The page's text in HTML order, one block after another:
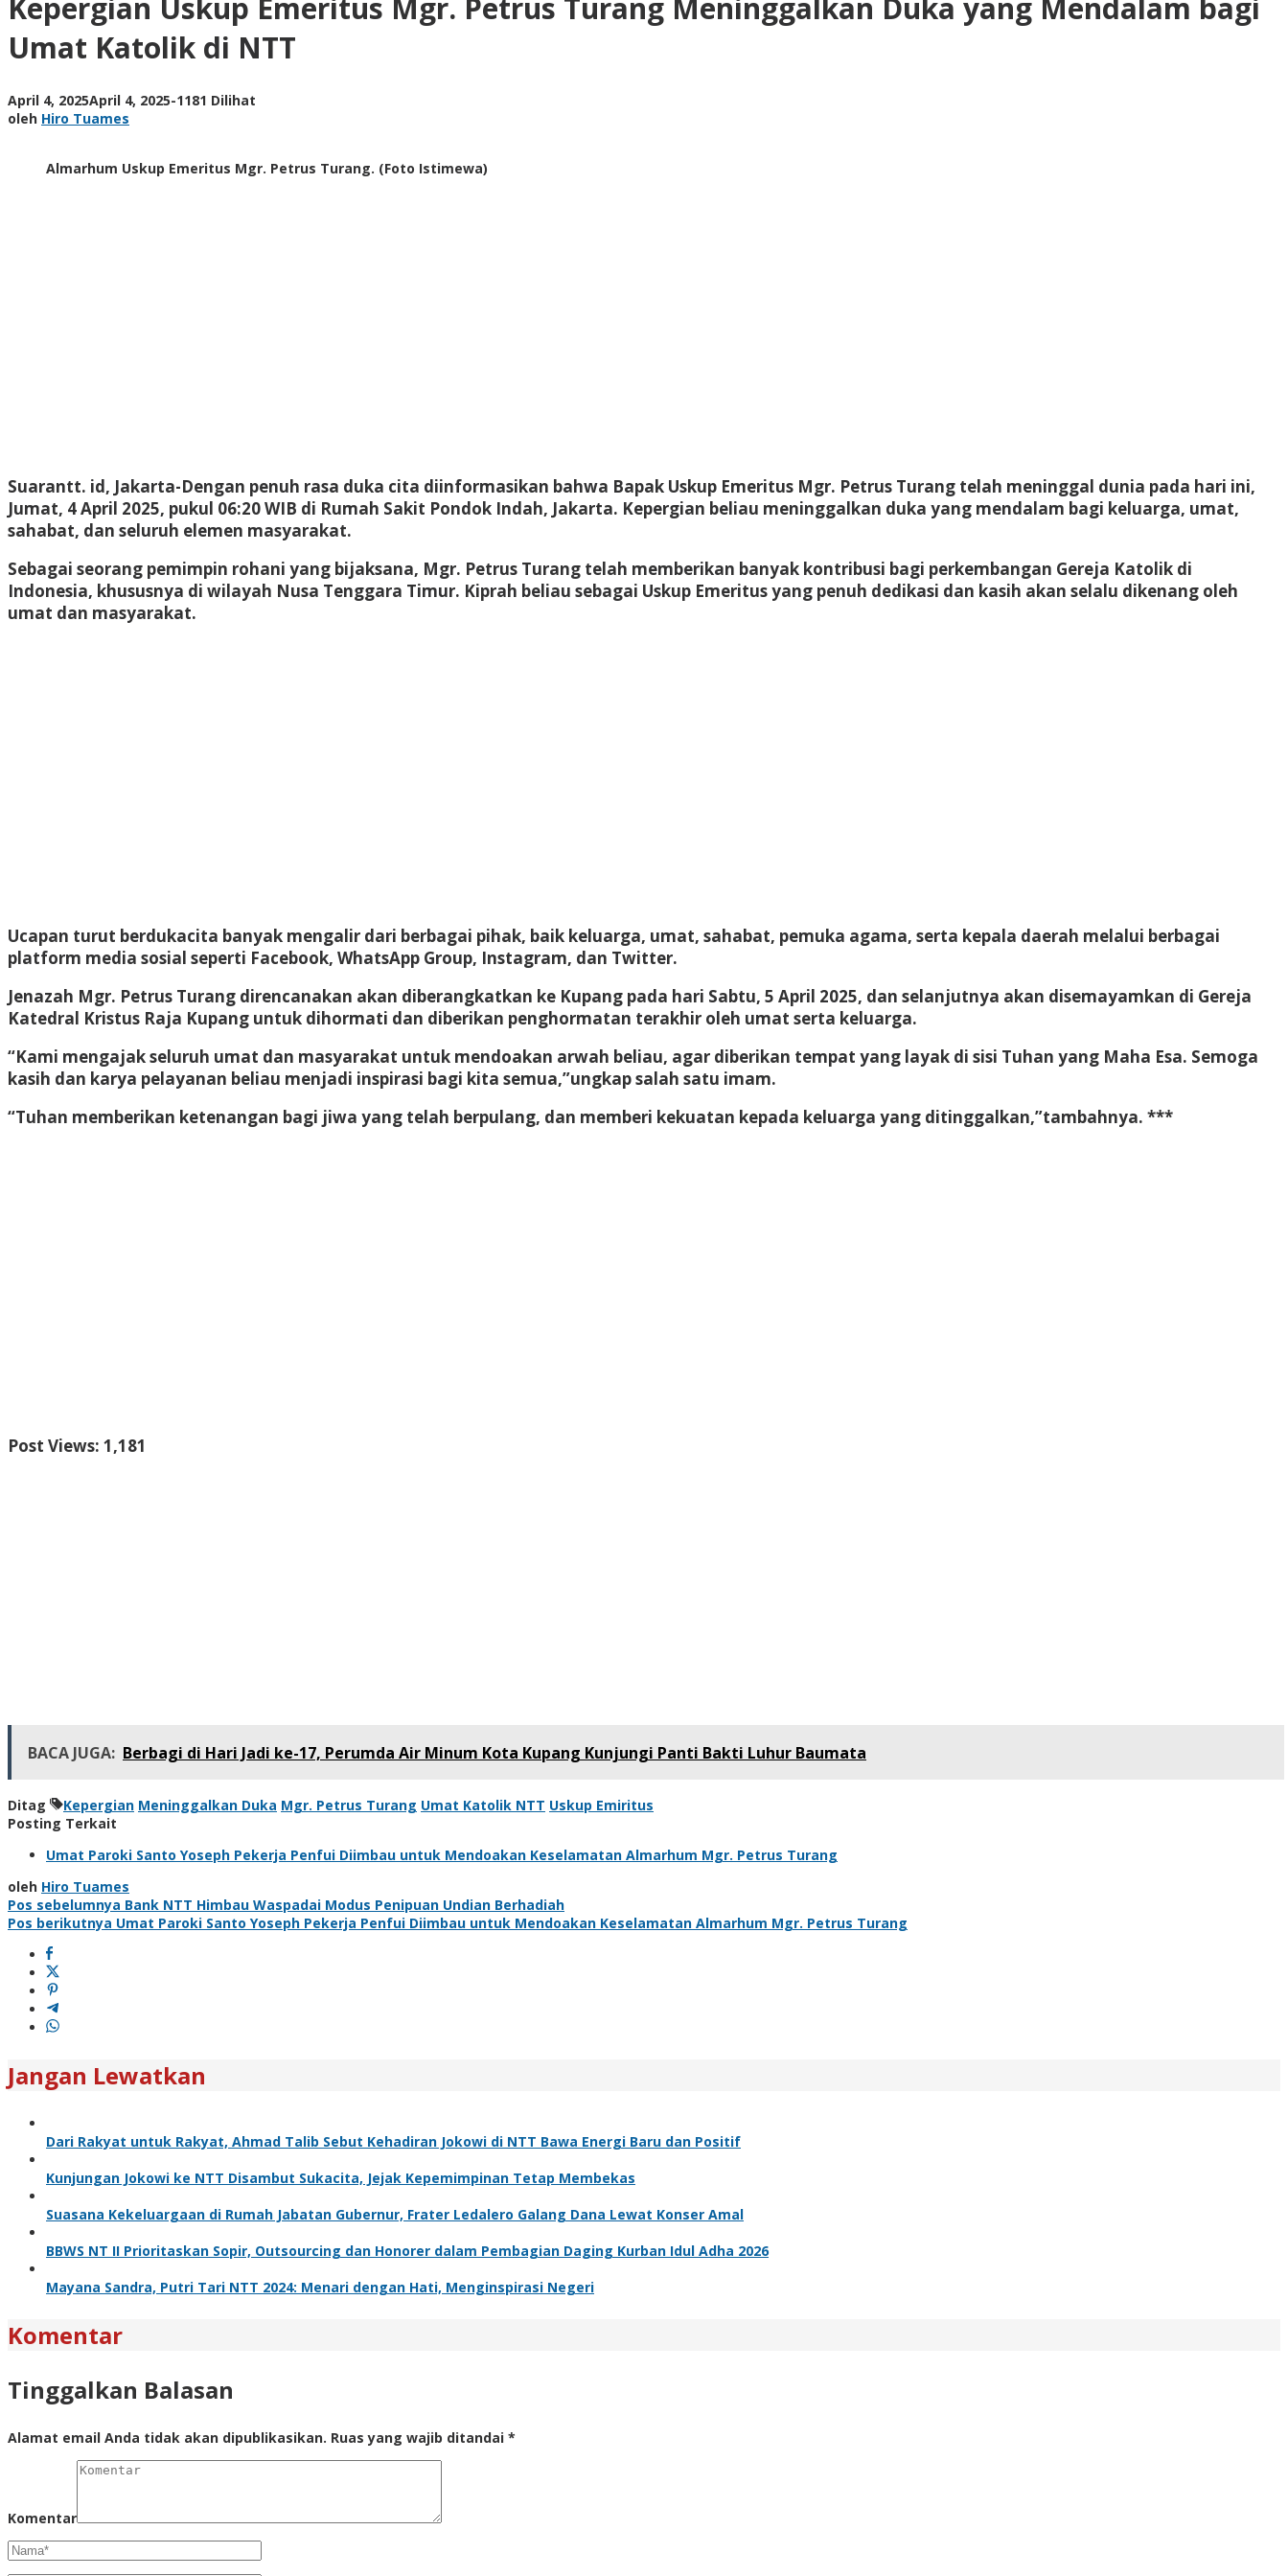
Petrus
Turang
Meninggalkan
Duka
Mendalam
di
Kepergian Uskup Emeritus Mgr. Petrus Turang Meninggalkan Duka yang Mendalam bagi
Umat Katolik di NTT
April 4, 2025April 4, 2025oleh
-1181 Dilihat
oleh Hiro Tuames
Almarhum Uskup Emeritus Mgr. Petrus Turang. (Foto Istimewa)
Suarantt. id, Jakarta-Dengan penuh rasa duka cita diinformasikan bahwa Bapak Uskup Emeritus Mgr. Petrus Turang telah meninggal dunia pada hari ini,
Jumat, 4 April 2025, pukul 06:20 WIB di Rumah Sakit Pondok Indah, Jakarta. Kepergian beliau meninggalkan duka yang mendalam bagi keluarga, umat,
sahabat, dan seluruh elemen masyarakat.
Sebagai seorang pemimpin rohani yang bijaksana, Mgr. Petrus Turang telah memberikan banyak kontribusi bagi perkembangan Gereja Katolik di
Indonesia, khususnya di wilayah Nusa Tenggara Timur. Kiprah beliau sebagai Uskup Emeritus yang penuh dedikasi dan kasih akan selalu dikenang oleh
umat dan masyarakat.
Ucapan turut berdukacita banyak mengalir dari berbagai pihak, baik keluarga, umat, sahabat, pemuka agama, serta kepala daerah melalui berbagai
platform media sosial seperti Facebook, WhatsApp Group, Instagram, dan Twitter.
Jenazah Mgr. Petrus Turang direncanakan akan diberangkatkan ke Kupang pada hari Sabtu, 5 April 2025, dan selanjutnya akan disemayamkan di Gereja
Katedral Kristus Raja Kupang untuk dihormati dan diberikan penghormatan terakhir oleh umat serta keluarga.
“Kami mengajak seluruh umat dan masyarakat untuk mendoakan arwah beliau, agar diberikan tempat yang layak di sisi Tuhan yang Maha Esa. Semoga
kasih dan karya pelayanan beliau menjadi inspirasi bagi kita semua,”ungkap salah satu imam.
“Tuhan memberikan ketenangan bagi jiwa yang telah berpulang, dan memberi kekuatan kepada keluarga yang ditinggalkan,”tambahnya. ***
Post Views: 1,181
BACA JUGA: Berbagi di Hari Jadi ke-17, Perumda Air Minum Kota Kupang Kunjungi Panti Bakti Luhur Baumata
Ditag Kepergian Meninggalkan Duka Mgr. Petrus Turang Umat Katolik NTT Uskup Emiritus
Posting Terkait
Umat Paroki Santo Yoseph Pekerja Penfui Diimbau untuk Mendoakan Keselamatan Almarhum Mgr. Petrus Turang
oleh Hiro Tuames
Navigasi
pos
Pos sebelumnya Bank NTT Himbau Waspadai Modus Penipuan Undian Berhadiah
Pos berikutnya Umat Paroki Santo Yoseph Pekerja Penfui Diimbau untuk Mendoakan Keselamatan Almarhum Mgr. Petrus Turang
Jangan Lewatkan
Dari Rakyat untuk Rakyat, Ahmad Talib Sebut Kehadiran Jokowi di NTT Bawa Energi Baru dan Positif
Kunjungan Jokowi ke NTT Disambut Sukacita, Jejak Kepemimpinan Tetap Membekas
Suasana Kekeluargaan di Rumah Jabatan Gubernur, Frater Ledalero Galang Dana Lewat Konser Amal
BBWS NT II Prioritaskan Sopir, Outsourcing dan Honorer dalam Pembagian Daging Kurban Idul Adha 2026
Mayana Sandra, Putri Tari NTT 2024: Menari dengan Hati, Menginspirasi Negeri
Komentar
Tinggalkan Balasan
Alamat email Anda tidak akan dipublikasikan. Ruas yang wajib ditandai *
Komentar